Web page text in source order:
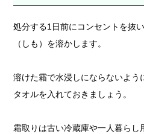
処分する1日前にコンセントを抜
（しも）を溶かします。
溶けた霜で水浸しにならないよう
タオルを入れておきましょう。
霜取りは古い冷蔵庫や一人暮らし